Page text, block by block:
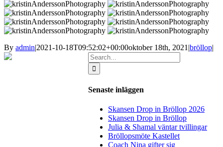
By admin|2021-10-18T09:52:02+00:00oktober 18th, 2021|bröllop|
Search
for:
Senaste inläggen
Skansen Drop in Bröllop 2026
Skansen Drop in Bröllop
Julia & Shamal väntar tvillingar
Bröllopsmöte Kastellet
Coach Nina gifter sig